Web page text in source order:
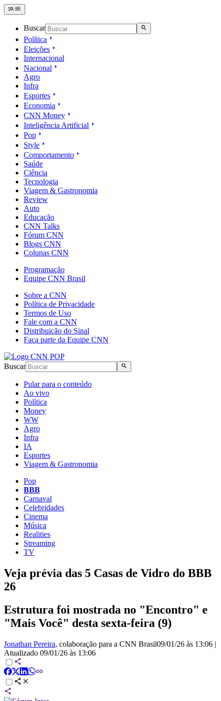
Buscar
Política
Eleições
Internacional
Nacional
Agro
Infra
Esportes
Economia
CNN Money
Inteligência Artificial
Pop
Style
Comportamento
Saúde
Ciência
Tecnologia
Viagem & Gastronomia
Review
Auto
Educação
CNN Talks
Fórum CNN
Blogs CNN
Colunas CNN
Programação
Equipe CNN Brasil
Sobre a CNN
Política de Privacidade
Termos de Uso
Fale com a CNN
Distribuição do Sinal
Faça parte da Equipe CNN
Buscar
Pular para o conteúdo
Ao vivo
Política
Money
WW
Agro
Infra
IA
Esportes
Viagem & Gastronomia
Pop
BBB
Carnaval
Celebridades
Cinema
Música
Realities
Streaming
TV
Veja prévia das 5 Casas de Vidro do BBB
26
Estrutura foi mostrada no "Encontro" e
"Mais Você" desta sexta-feira (9)
Jonathan Pereira, colaboração para a CNN Brasil09/01/26 às 13:06 |
Atualizado 09/01/26 às 13:06